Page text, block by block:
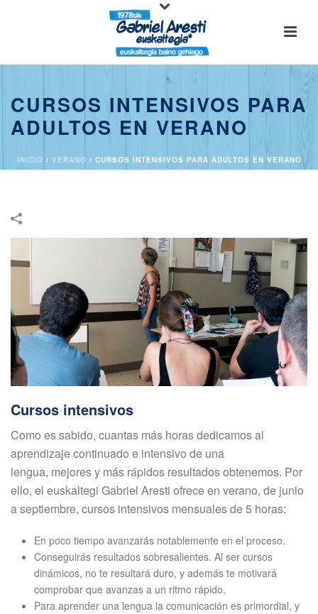
CURSOS INTENSIVOS PARA
ADULTOS EN VERANO
INICIO / VERANO / CURSOS INTENSIVOS PARA ADULTOS EN VERANO
Cursos intensivos
Como es sabido, cuantas más horas dedicamos al
aprendizaje continuado e intensivo de una
lengua, mejores y más rápidos resultados obtenemos. Por
ello, el euskaltegi Gabriel Aresti ofrece en verano, de junio
a septiembre, cursos intensivos mensuales de 5 horas:
En poco tiempo avanzarás notablemente en el proceso.
Conseguirás resultados sobresalientes. Al ser cursos
dinámicos, no te resultará duro, y además te motivará
comprobar que avanzas a un ritmo rápido.
Para aprender una lengua la comunicación es primordial, y